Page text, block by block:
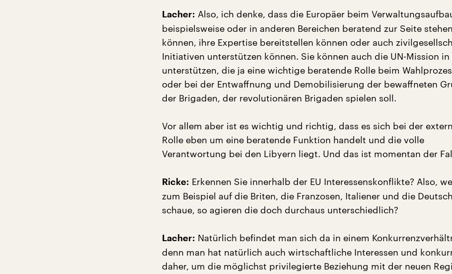
Lacher: Also, ich denke, dass die Europäer beim
beispielsweise oder in anderen Bereichen beratend zur Seite stehen
können, ihre Expertise bereitstellen können oder auch
Initiativen unterstützen können. Sie können auch die UN-Mission in
unterstützen, die ja eine wichtige beratende Rolle beim
oder bei der Entwaffnung und Demobilisierung der bewaffneten
der Brigaden, der revolutionären Brigaden spielen soll.
Vor allem aber ist es wichtig und richtig, dass es sich bei der
Rolle eben um eine beratende Funktion handelt und die volle
Verantwortung bei den Libyern liegt. Und das ist momentan der
Ricke: Erkennen Sie innerhalb der EU Interessenskonflikte? Also,
zum Beispiel auf die Briten, die Franzosen, Italiener und die
schaue, so agieren die doch durchaus unterschiedlich?
Lacher: Natürlich befindet man sich da in einem
denn man hat natürlich auch wirtschaftliche Interessen und
daher, um die möglichst privilegierte Beziehung mit der neuen